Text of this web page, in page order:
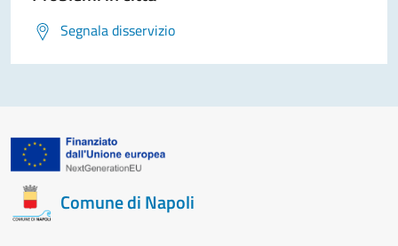
Segnala disservizio
Comune di Napoli